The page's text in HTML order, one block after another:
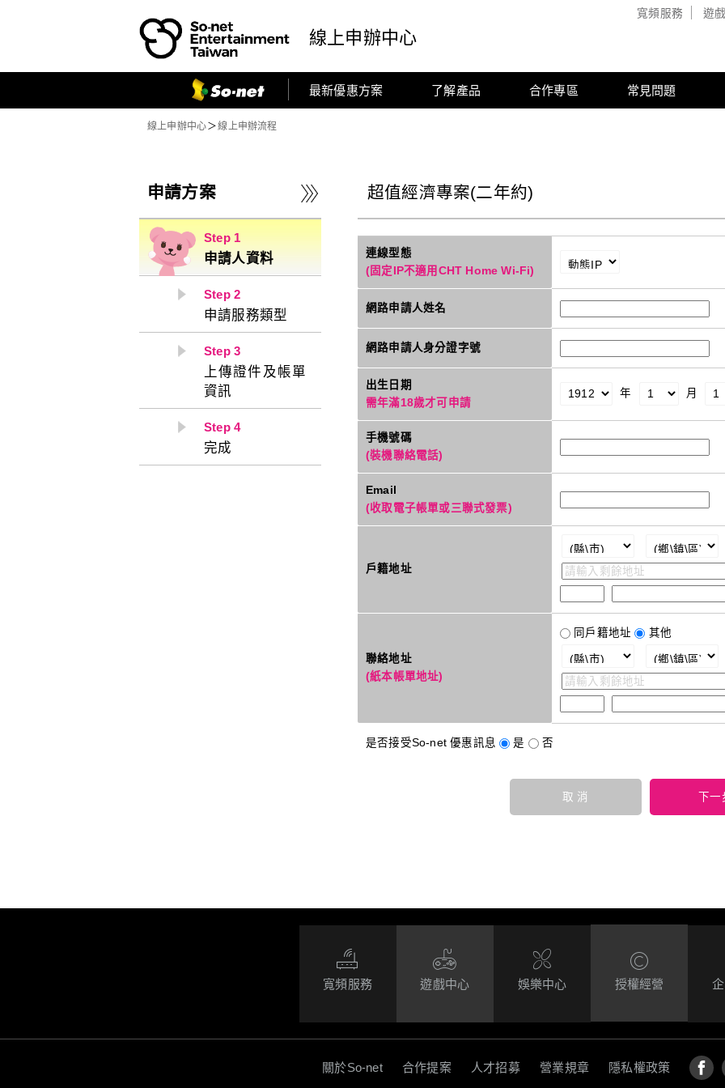
寬頻服務 遊
前往So-net首頁線上申辦中心
So-net寬頻首頁 最新優惠方案 了解產品 合作專區 常見問題
線上申辦中心＞線上申辦流程
申請方案
Step 1
申請人資料
Step 2
申請服務類型
Step 3
上傳證件及帳單
資訊
Step 4
完成
超值經濟專案(二年約)
連線型態
(固定IP不適用CHT Home Wi-Fi)
網路申請人姓名
網路申請人身分證字號
出生日期
需年滿18歲才可申請
年 月
手機號碼
(裝機聯絡電話)
Email
(收取電子帳單或三聯式發票)
戶籍地址
聯絡地址
(紙本帳單地址)
同戶籍地址 其他
是否接受So-net 優惠訊息 是 否
取 消 下
寬頻服務 遊戲中心 娛樂中心 授權經營
關於So-net 合作提案 人才招募 營業規章 隱私權政策 前往